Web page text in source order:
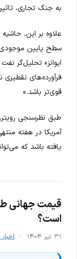
به جنگ تجاری،
علاوه بر این،
سطح پایین
فرآورده‌های
قوی‌تر باشد.»
طبق نظرسنجی
یافته باشد که
است؟
۳۱ تیر ۱۴۰۴